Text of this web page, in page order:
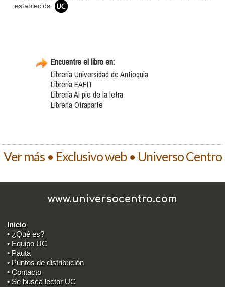
establecida.
Encuentre el libro en:
Librería Universidad de Antioquia
Librería EAFIT
Librería Al pie de la letra
Librería Otraparte
Ver más • Exclusivo web • Universo Centro
www.universocentro.com
Inicio
• ¿Qué es?
• Equipo UC
• Pauta
• Puntos de distribución
• Contacto
• Se busca lector UC